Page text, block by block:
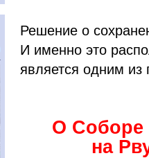
Решение о
И именно это
является одним
О Соборе
на